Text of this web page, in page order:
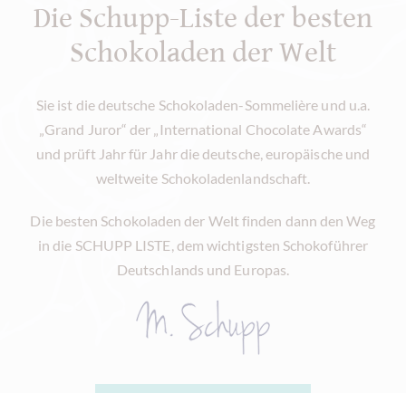
Die Schupp-Liste der besten
Schokoladen der Welt
Sie ist die deutsche Schokoladen-Som­me­li­è­re und u.a.
„Grand Juror“ der „International Chocolate Awards“
und prüft Jahr für Jahr die deutsche, europäische und
weltweite Schokoladenlandschaft.
Die besten Schokoladen der Welt finden dann den Weg
in die SCHUPP LISTE, dem wichtigsten Schokoführer
Deutschlands und Europas.